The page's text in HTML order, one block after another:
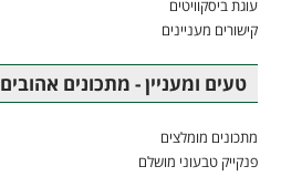
עוגת ביסקוויטים
קישורים מעניינים
טעים ומעניין - מתכונים אהובים
מתכונים מומלצים
פנקייק טבעוני מושלם